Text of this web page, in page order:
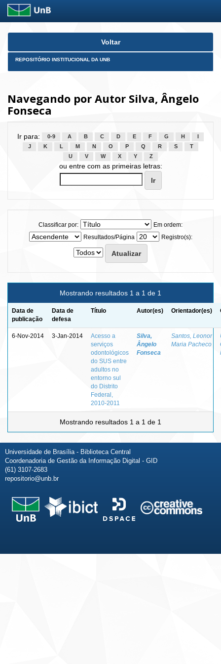
Skip
Voltar
REPOSITÓRIO INSTITUCIONAL DA UNB
Navegando por Autor Silva, Ângelo
Fonseca
Ir para: 0-9 A B C D E F G H
J
K L M N O P Q R S
T
U
V W X Y Z
ou entre com as primeiras letras:
Classificar por:
Em ordem:
Resultados/Página
Registro(s):
Mostrando resultados 1 a 1 de 1
Data de
publicação
Data de
defesa
Título Autor(es) Orientador(es)
6-Nov-2014 3-Jan-2014
Acesso a
serviços
odontológicos
do SUS entre
adultos no
entorno sul
do Distrito
Federal,
2010-2011
Silva,
Ângelo
Fonseca
Santos, Leonor
Maria Pacheco
Mostrando resultados 1 a 1 de 1
Universidade de Brasília - Biblioteca Central
Coordenadoria de Gestão da Informação Digital - GID
(61) 3107-2683
repositorio@unb.br